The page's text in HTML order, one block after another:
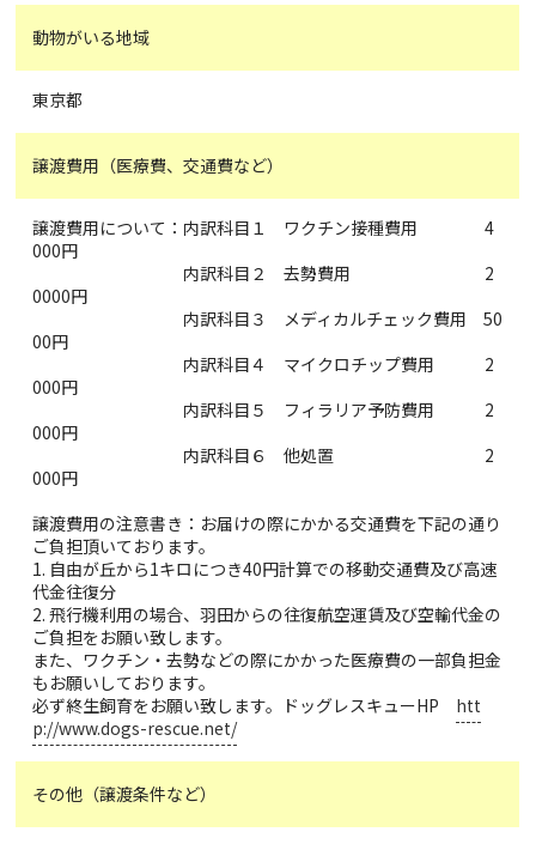
動物がいる地域
東京都
譲渡費用（医療費、交通費など）
譲渡費用について：内訳科目１ ワクチン接種費用 4
000円
内訳科目２ 去勢費用 2
0000円
内訳科目３ メディカルチェック費用 50
00円
内訳科目４ マイクロチップ費用 2
000円
内訳科目５ フィラリア予防費用 2
000円
内訳科目６ 他処置 2
000円
譲渡費用の注意書き：お届けの際にかかる交通費を下記の通り
ご負担頂いております。
1. 自由が丘から1キロにつき40円計算での移動交通費及び高速
代金往復分
2. 飛行機利用の場合、羽田からの往復航空運賃及び空輸代金の
ご負担をお願い致します。
また、ワクチン・去勢などの際にかかった医療費の一部負担金
もお願いしております。
必ず終生飼育をお願い致します。ドッグレスキューHP htt
p://www.dogs-rescue.net/
その他（譲渡条件など）